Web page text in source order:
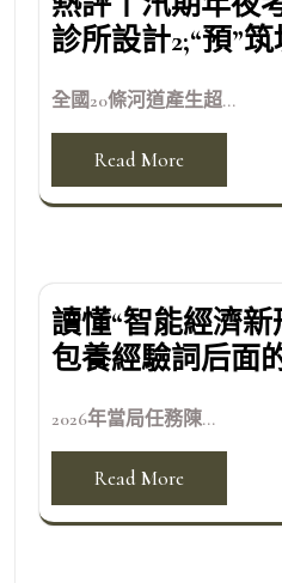
診所設計2;“預”
全國20條河道產生超...
Read More
讀懂“智能經濟
包養經驗詞后面
2026年當局任務陳...
Read More